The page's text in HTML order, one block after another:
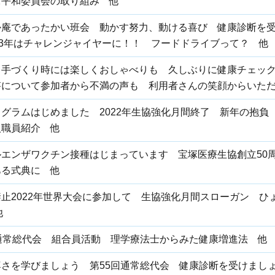
庵であったかい班会 動かす努力、動ける喜び 健康診断を
はチャレンジャイヤーに！！ フードドライブって？ 他
づくり時には楽しくおしゃべりも 久しぶりに健康チェッ
ついて参加者から不満の声も 利用者さんの笑顔からいた
グラムはじめました 2022年生協強化月間終了 新年の抱負
員紹介 他
ンザワクチン接種はじまっています 宝塚医療生協創立
る式典に 他
止2022年世界大会に参加して 生協強化月間スローガン ひ
常総代会 組合員活動 理学療法士からみた健康増進法 他
さを学びましょう 第55回通常総代会 健康診断を受けまし